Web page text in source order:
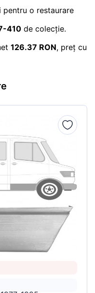
pentru o restaurare
410 de colecție.
126.37 RON, preț cu